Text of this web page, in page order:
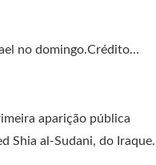
no domingo.Crédito…
aparição pública
Shia al-Sudani, do Iraque.